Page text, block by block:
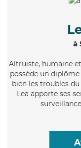
à
Altruiste, humaine
possède un
bien les troubles
Lea apporte ses